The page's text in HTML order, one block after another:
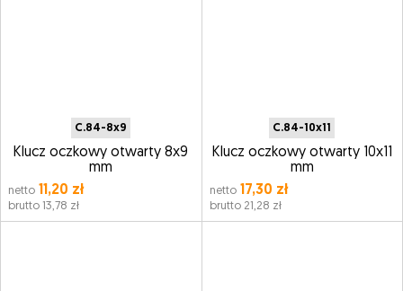
C.84-8x9
Klucz oczkowy otwarty 8x9
mm
netto 11,20 zł
brutto 13,78 zł
C.84-10x11
Klucz oczkowy otwarty 10x11
mm
netto17,30 zł
brutto 21,28 zł